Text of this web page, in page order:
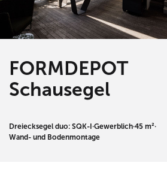
FORMDEPOT
Schausegel
Dreiecksegel duo: SQK-I ·Gewerblich·45 m²·
Wand- und Bodenmontage